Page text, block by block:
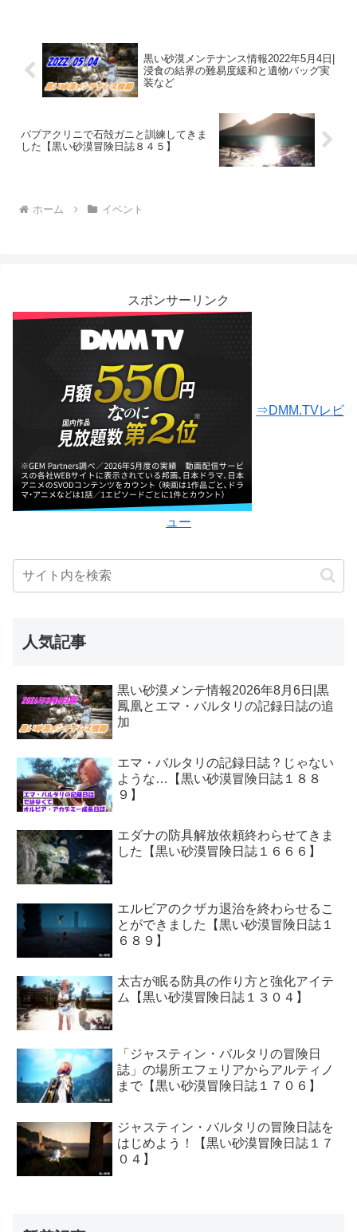
黒い砂漠メンテナンス情報2022年5月4日|
浸食の結界の難易度緩和と遺物バッグ実
装など
パプアクリニで石殻ガニと訓練してきま
した【黒い砂漠冒険日誌８４５】
ホーム イベント
スポンサーリンク
⇒DMM.TVレビ
ュー
人気記事
黒い砂漠メンテ情報2026年8月6日|黒
鳳凰とエマ・バルタリの記録日誌の追
加
エマ・バルタリの記録日誌？じゃない
ような…【黒い砂漠冒険日誌１８８
９】
エダナの防具解放依頼終わらせてきま
した【黒い砂漠冒険日誌１６６６】
エルビアのクザカ退治を終わらせるこ
とができました【黒い砂漠冒険日誌１
６８９】
太古が眠る防具の作り方と強化アイテ
ム【黒い砂漠冒険日誌１３０４】
「ジャスティン・バルタリの冒険日
誌」の場所エフェリアからアルティノ
まで【黒い砂漠冒険日誌１７０６】
ジャスティン・バルタリの冒険日誌を
はじめよう！【黒い砂漠冒険日誌１７
０４】